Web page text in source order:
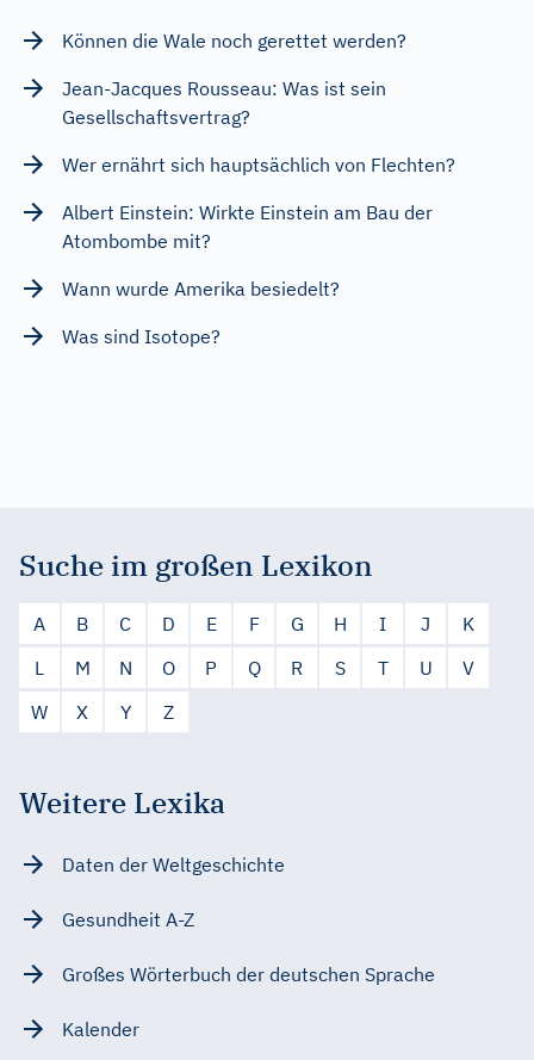
Können die Wale noch gerettet werden?
Jean-Jacques Rousseau: Was ist sein
Gesellschaftsvertrag?
Wer ernährt sich hauptsächlich von Flechten?
Albert Einstein: Wirkte Einstein am Bau der
Atombombe mit?
Wann wurde Amerika besiedelt?
Was sind Isotope?
Suche im großen Lexikon
A B C D E F G H I J
K
L
M N O P Q R S T U
V
W
X Y Z
Weitere Lexika
Daten der Weltgeschichte
Gesundheit A-Z
Großes Wörterbuch der deutschen Sprache
Kalender